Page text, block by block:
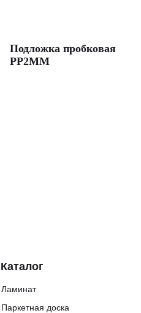
Подложка пробковая
PP2MM
Каталог
Ламинат
Паркетная доска